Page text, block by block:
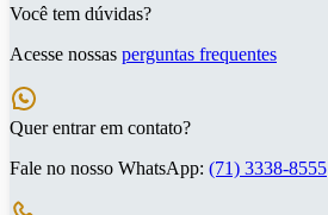
Você tem dúvidas?
Acesse nossas perguntas frequentes
Quer entrar em contato?
Fale no nosso WhatsApp: (71) 3338-8555